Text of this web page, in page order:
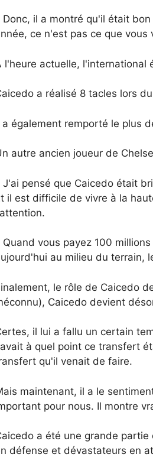
Donc, il a montré qu'il était
ce n'est pas ce que
l'heure actuelle, l'international
a réalisé 8 tacles lors
a également remporté le plus
autre ancien joueur de
J'ai pensé que Caicedo était
il est difficile de vivre à la
Quand vous payez 100
au milieu du terrain,
le rôle de Caicedo
Caicedo devient
il lui a fallu un certain
à quel point ce transfert
qu'il venait de faire.
maintenant, il a le
pour nous. Il montre
a été une grande
défense et dévastateurs en